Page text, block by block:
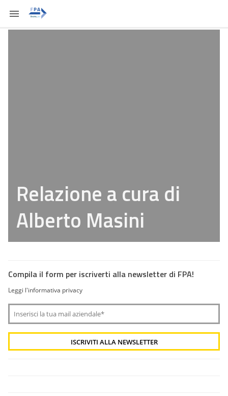
Relazione a cura di
Alberto Masini
Compila il form per iscriverti alla newsletter di FPA!
Leggi l'informativa privacy